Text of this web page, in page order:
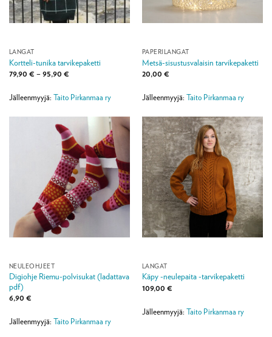
LANGAT
Kortteli-tunika tarvikepaketti
79,90 € – 95,90 €Hintaluokka:
95,90 €
Jälleenmyyjä: Taito Pirkanmaa ry
PAPERILANGAT
Metsä-sisustusvalaisin tarvikepaketti
20,00 €
Jälleenmyyjä: Taito Pirkanmaa ry
NEULEOHJEET
Digiohje Riemu-polvisukat (ladattava
pdf)
6,90 €
Jälleenmyyjä: Taito Pirkanmaa ry
LANGAT
Käpy -neulepaita -tarvikepaketti
109,00 €
Jälleenmyyjä: Taito Pirkanmaa ry